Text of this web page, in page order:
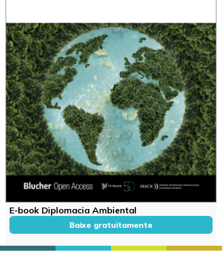
E-book Diplomacia Ambiental
Baixe gratuitamente